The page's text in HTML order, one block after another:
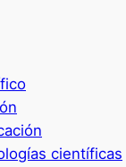
científicas